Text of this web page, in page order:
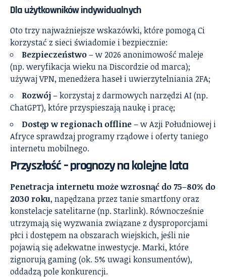
Dla użytkowników indywidualnych
Oto trzy najważniejsze wskazówki, które pomogą Ci
korzystać z sieci świadomie i bezpiecznie:
Bezpieczeństwo– w 2026 anonimowość maleje
(np. weryfikacja wieku na Discordzie od marca);
używaj VPN, menedżera haseł i uwierzytelniania 2FA;
Rozwój– korzystaj z darmowych narzędzi AI (np.
ChatGPT), które przyspieszają naukę i pracę;
Dostęp w regionach offline– w Azji Południowej i
Afryce sprawdzaj programy rządowe i oferty taniego
internetu mobilnego.
Przyszłość – prognozy na kolejne lata
Penetracja internetu może wzrosnąć do 75–80% do
2030 roku, napędzana przez tanie smartfony oraz
konstelacje satelitarne (np. Starlink). Równocześnie
utrzymają się wyzwania związane z dysproporcjami
płci i dostępem na obszarach wiejskich, jeśli nie
pojawią się adekwatne inwestycje. Marki, które
zignorują gaming (ok. 5% uwagi konsumentów),
oddadzą pole konkurencji.